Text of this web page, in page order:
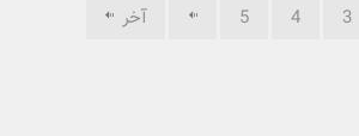
3
4
5 آخر